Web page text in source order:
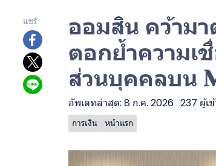
แชร์
ออมสิน คว้ามา
ตอกย้ำความเ
ส่วนบุคคลบน
อัพเดทล่าสุด: 8 ก.ค. 2026 237 ผู้เ
การเงิน หน้าแรก